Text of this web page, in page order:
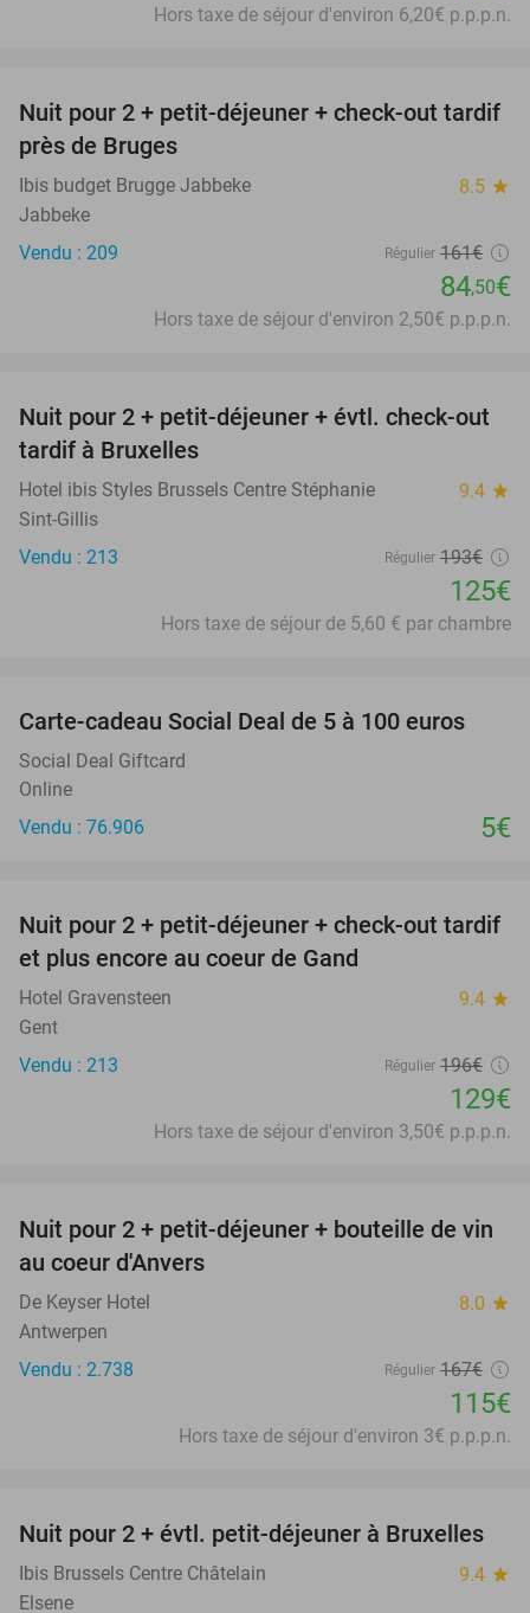
Hors taxe de séjour d'environ 6,20€ p.p.p.n.
48%
Nuit pour 2 + petit-déjeuner + check-out tardif
près de Bruges
Ibis budget Brugge Jabbeke 8.5 star
Jabbeke
Vendu : 209
Régulier 161€
84,50€
Hors taxe de séjour d'environ 2,50€ p.p.p.n.
35%
Nuit pour 2 + petit-déjeuner + évtl. check-out
tardif à Bruxelles
Hotel ibis Styles Brussels Centre Stéphanie 9.4 star
Sint-Gillis
Vendu : 213
Régulier 193€
125€
Hors taxe de séjour de 5,60 € par chambre
Carte-cadeau Social Deal de 5 à 100 euros
Social Deal Giftcard
Online
Vendu : 76.906
5€
34%
Nuit pour 2 + petit-déjeuner + check-out tardif
et plus encore au coeur de Gand
Hotel Gravensteen 9.4 star
Gent
Vendu : 213
Régulier 196€
129€
Hors taxe de séjour d'environ 3,50€ p.p.p.n.
31%
Nuit pour 2 + petit-déjeuner + bouteille de vin
au coeur d'Anvers
De Keyser Hotel 8.0 star
Antwerpen
Vendu : 2.738
Régulier 167€
115€
Hors taxe de séjour d'environ 3€ p.p.p.n.
29%
Nuit pour 2 + évtl. petit-déjeuner à Bruxelles
Ibis Brussels Centre Châtelain 9.4 star
Elsene